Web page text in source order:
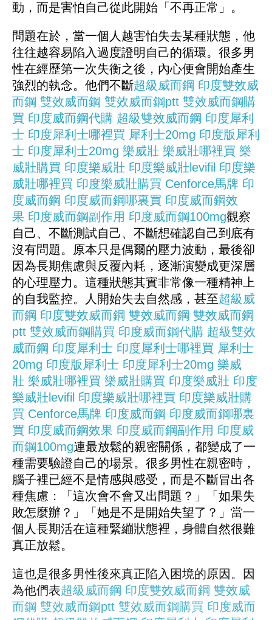
動，而是害怕自己從此開始「不再正常」。
問題在於，當一個人越害怕失去某種狀態，他
往往越容易陷入過度證明自己的循環。很多男
性在經歷第一次失衡之後，內心便會開始產生
強烈的執念。他們不斷超級威而鋼 印度雙效威
而鋼 雙效威而鋼 雙效威而鋼ptt 雙效威而鋼購
買 印度威而鋼代購 超級雙效威而鋼 印度犀利
士 印度犀利士哪裡買 犀利士20mg 印度版犀利
士 印度犀利士20mg 樂威壯 樂威壯哪裡買 樂
威壯購買 印度樂威壯 印度樂威壯levifil 印度樂
威壯哪裡買 印度樂威壯購買 Cenforce馬牌 印
度威而鋼 印度威而鋼哪裏買 印度威而鋼效
果 印度威而鋼副作用 印度威而鋼100mg觀察
自己、不斷測試自己、不斷想確認自己到底有
沒有問題。原本只是偶爾的壓力波動，最後卻
因為長期焦慮與反覆內耗，逐漸演變成更深層
的心理壓力。這種狀態其實非常像一種精神上
的自我監控。人開始失去自然感，甚至超級威
而鋼 印度雙效威而鋼 雙效威而鋼 雙效威而鋼
ptt 雙效威而鋼購買 印度威而鋼代購 超級雙效
威而鋼 印度犀利士 印度犀利士哪裡買 犀利士
20mg 印度版犀利士 印度犀利士20mg 樂威
壯 樂威壯哪裡買 樂威壯購買 印度樂威壯 印度
樂威壯levifil 印度樂威壯哪裡買 印度樂威壯購
買 Cenforce馬牌 印度威而鋼 印度威而鋼哪裏
買 印度威而鋼效果 印度威而鋼副作用 印度威
而鋼100mg連最放鬆的親密關係，都變成了一
種需要驗證自己的場景。很多男性在親密時，
腦子裡已經不是情感與感受，而是不斷冒出各
種焦慮：「這次會不會又出問題？」「如果失
敗怎麼辦？」「她是不是開始失望了？」當一
個人長期活在這種緊繃狀態裡，身體自然很難
真正放鬆。
這也是很多男性後來真正陷入困境的原因。因
為他們表超級威而鋼 印度雙效威而鋼 雙效威
而鋼 雙效威而鋼ptt 雙效威而鋼購買 印度威而